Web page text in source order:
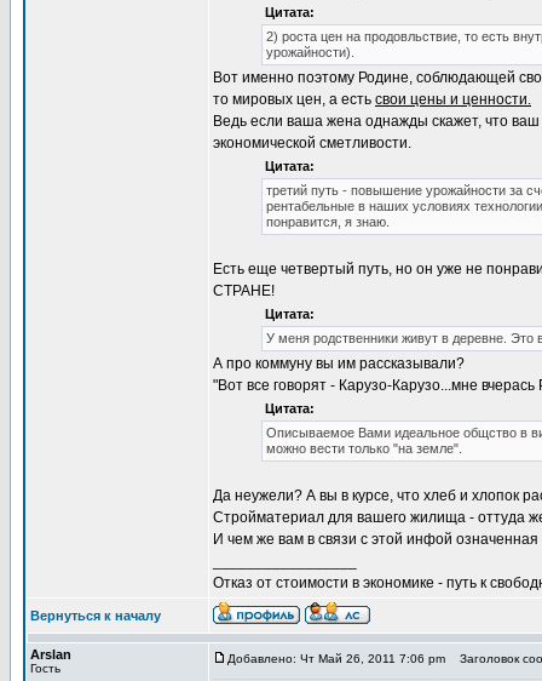
Цитата:
2) роста цен на продовльствие, то есть
урожайности).
Вот именно поэтому Родине, соблюдающей
то мировых цен, а есть свои цены и ценности.
Ведь если ваша жена однажды скажет, что
экономической сметливости.
Цитата:
третий путь - повышение урожайности за
рентабельные в наших условиях
понравится, я знаю.
Есть еще четвертый путь, но он уже не
СТРАНЕ!
Цитата:
У меня родственники живут в деревне.
А про коммуну вы им рассказывали?
"Вот все говорят - Карузо-Карузо...мне
Цитата:
Описываемое Вами идеальное общство в
можно вести только "на земле".
Да неужели? А вы в курсе, что хлеб и хлопок
Стройматериал для вашего жилища - оттуда
И чем же вам в связи с этой инфой
Отказ от стоимости в экономике - путь к
Вернуться к началу
Arslan
Гость
Добавлено: Чт Май 26, 2011 7:06 pm Заголовок